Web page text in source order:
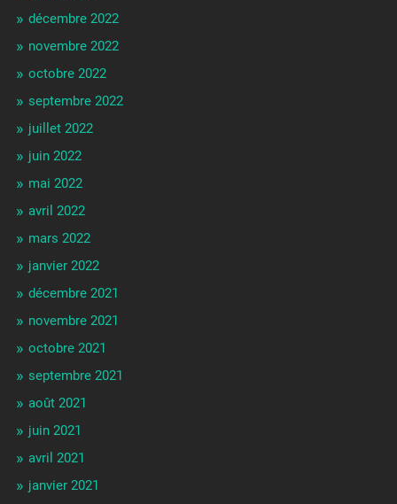
décembre 2022
novembre 2022
octobre 2022
septembre 2022
juillet 2022
juin 2022
mai 2022
avril 2022
mars 2022
janvier 2022
décembre 2021
novembre 2021
octobre 2021
septembre 2021
août 2021
juin 2021
avril 2021
janvier 2021